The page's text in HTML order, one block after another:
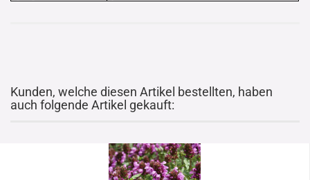
Kunden, welche diesen Artikel bestellten, haben
auch folgende Artikel gekauft: